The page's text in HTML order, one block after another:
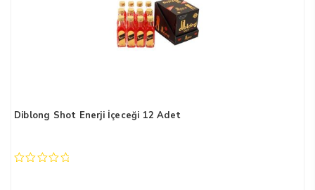
Diblong Shot Enerji İçeceği 12 Adet